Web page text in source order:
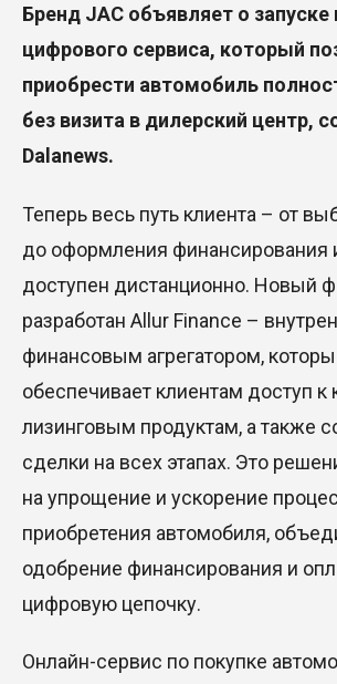
Бренд JAC объявляет о запуске
цифрового сервиса, который
приобрести автомобиль
без визита в дилерский центр,
Dalanews.
Теперь весь путь клиента – от
до оформления финансирования
доступен дистанционно. Новый
разработан Allur Finance –
финансовым агрегатором,
обеспечивает клиентам доступ
лизинговым продуктам, а также
сделки на всех этапах. Это
на упрощение и ускорение
приобретения автомобиля,
одобрение финансирования и
цифровую цепочку.
Онлайн-сервис по покупке